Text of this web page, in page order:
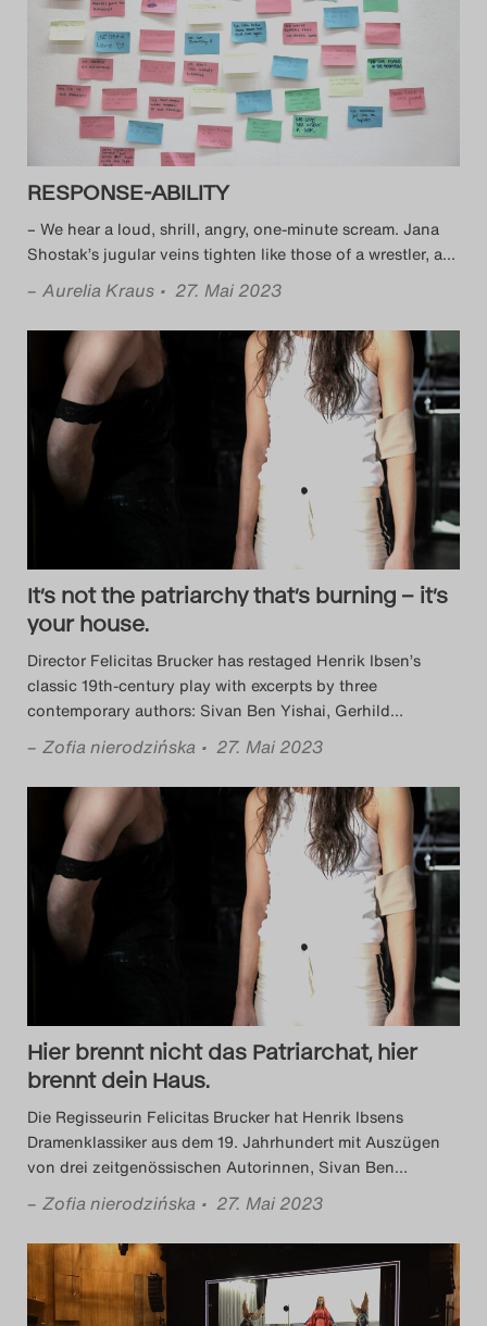
RESPONSE-ABILITY
– We hear a loud, shrill, angry, one-minute scream. Jana
Shostak’s jugular veins tighten like those of a wrestler, a…
– Aurelia Kraus • 27. Mai 2023
It’s not the patriarchy that’s burning – it’s
your house.
Director Felicitas Brucker has restaged Henrik Ibsen’s
classic 19th-century play with excerpts by three
contemporary authors: Sivan Ben Yishai, Gerhild…
– Zofia nierodzińska • 27. Mai 2023
Hier brennt nicht das Patriarchat, hier
brennt dein Haus.
Die Regisseurin Felicitas Brucker hat Henrik Ibsens
Dramenklassiker aus dem 19. Jahrhundert mit Auszügen
von drei zeitgenössischen Autorinnen, Sivan Ben…
– Zofia nierodzińska • 27. Mai 2023